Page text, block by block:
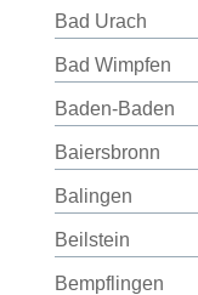
Bad Urach
Bad Wimpfen
Baden-Baden
Baiersbronn
Balingen
Beilstein
Bempflingen